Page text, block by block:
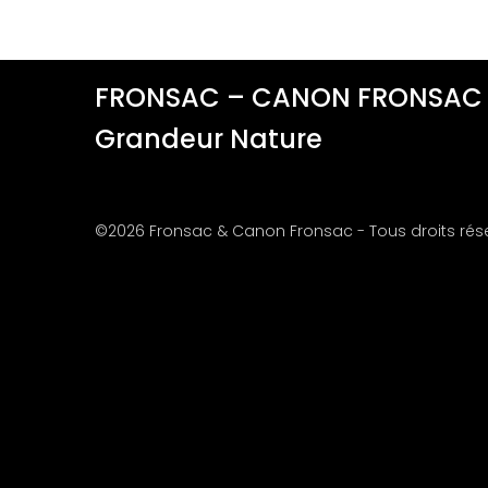
FRONSAC – CANON FRONSAC
Grandeur Nature
©2026 Fronsac & Canon Fronsac - Tous droits